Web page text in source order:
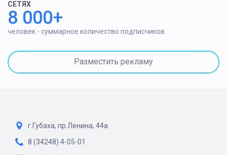
СЕТЯХ
8 000+
человек - суммарное количество подписчиков
Разместить рекламу
г.Губаха, пр.Ленина, 44а
8 (34248) 4-05-01